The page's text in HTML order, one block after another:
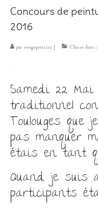
Expo
Concours de
2016
par rougepoussin | Classé dans :
.
Samedi 22 Mai
traditionnel
Toulouges que
pas manquer
étais en tant
Quand je suis
participants